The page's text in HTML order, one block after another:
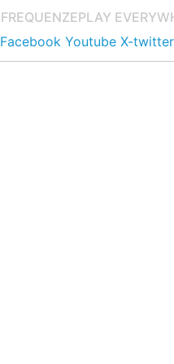
FREQUENZEPLAY
Facebook Youtube X-twitter